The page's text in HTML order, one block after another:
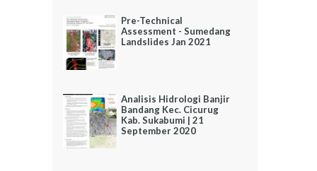
Pre-Technical
Assessment - Sumedang
Landslides Jan 2021
Analisis Hidrologi Banjir
Bandang Kec. Cicurug
Kab. Sukabumi | 21
September 2020